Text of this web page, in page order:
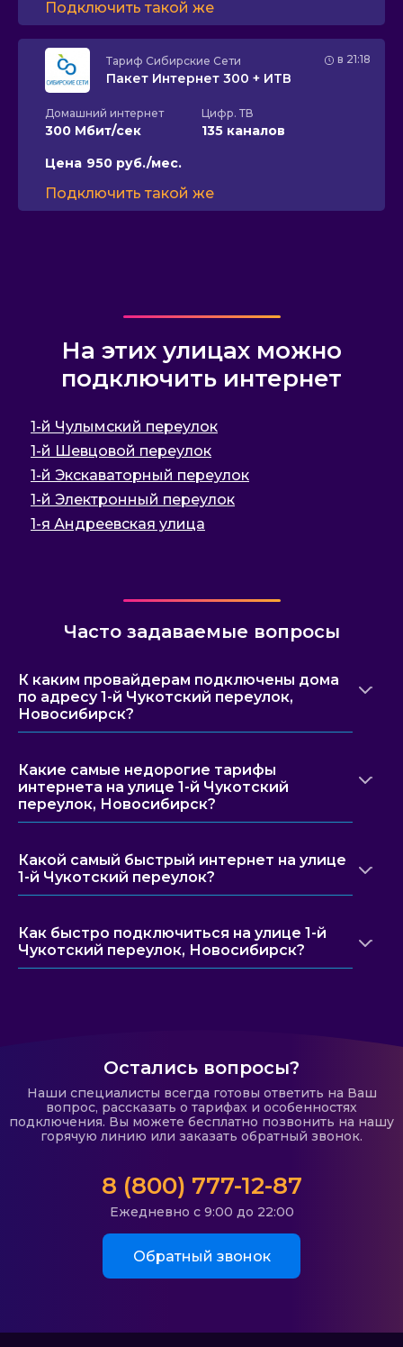
Подключить такой же
в 21:18
Тариф Сибирские Сети
Пакет Интернет 300 + ИТВ
Домашний интернет
300 Мбит/сек
Цифр. ТВ
135 каналов
Цена 950 руб./мес.
Подключить такой же
На этих улицах можно
подключить интернет
1-й Чулымский переулок
1-й Шевцовой переулок
1-й Экскаваторный переулок
1-й Электронный переулок
1-я Андреевская улица
Часто задаваемые вопросы
К каким провайдерам подключены дома
по адресу 1-й Чукотский переулок,
Новосибирск?
Какие самые недорогие тарифы
интернета на улице 1-й Чукотский
переулок, Новосибирск?
Какой самый быстрый интернет на улице
1-й Чукотский переулок?
Как быстро подключиться на улице 1-й
Чукотский переулок, Новосибирск?
Остались вопросы?
Наши специалисты всегда готовы ответить на Ваш
вопрос, рассказать о тарифах и особенностях
подключения. Вы можете бесплатно позвонить на нашу
горячую линию или заказать обратный звонок.
8 (800) 777-12-87
Ежедневно с 9:00 до 22:00
Обратный звонок